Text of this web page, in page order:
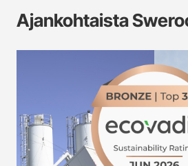
Ajankohtaista